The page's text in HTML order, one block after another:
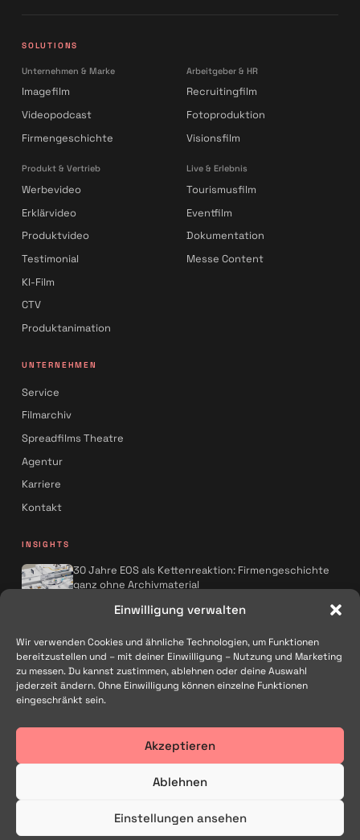
Einwilligung verwalten
Wir verwenden Cookies und ähnliche Technologien, um Funktionen
bereitzustellen und – mit deiner Einwilligung – Nutzung und Marketing
zu messen. Du kannst zustimmen, ablehnen oder deine Auswahl
jederzeit ändern. Ohne Einwilligung können einzelne Funktionen
eingeschränkt sein.
Akzeptieren
Ablehnen
Einstellungen ansehen
SOLUTIONS
Unternehmen & Marke
Imagefilm
Videopodcast
Firmengeschichte
Produkt & Vertrieb
Werbevideo
Erklärvideo
Produktvideo
Testimonial
KI-Film
CTV
Produktanimation
Arbeitgeber & HR
Recruitingfilm
Fotoproduktion
Visionsfilm
Live & Erlebnis
Tourismusfilm
Eventfilm
Dokumentation
Messe Content
UNTERNEHMEN
Service
Filmarchiv
Spreadfilms Theatre
Agentur
Karriere
Kontakt
INSIGHTS
30 Jahre EOS als Kettenreaktion: Firmengeschichte
ganz ohne Archivmaterial
Spreadfilms x AQMOS: Wie KI die
Kampagnenproduktion neu denkt
Alle Artikel→
FOLGEN
Filmproduktion und Kreativagentur in Traunstein – für Marken im
gesamten deutschsprachigen Raum.
© 2026 Spreadfilms GmbH